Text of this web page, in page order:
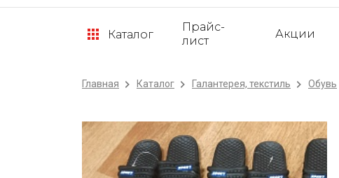
Каталог
Прайс-
лист
Акции
Главная Каталог Галантерея, текстиль Обувь